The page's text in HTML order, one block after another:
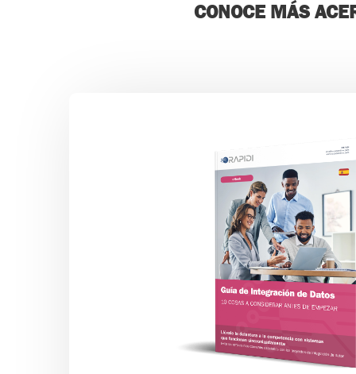
CONOCE MÁS